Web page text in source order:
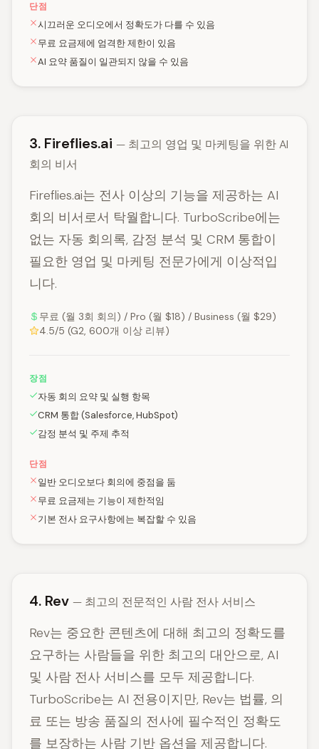
단점
시끄러운 오디오에서 정확도가 다를 수 있음
무료 요금제에 엄격한 제한이 있음
AI 요약 품질이 일관되지 않을 수 있음
3. Fireflies.ai — 최고의 영업 및 마케팅을 위한 AI
회의 비서
Fireflies.ai는 전사 이상의 기능을 제공하는 AI
회의 비서로서 탁월합니다. TurboScribe에는
없는 자동 회의록, 감정 분석 및 CRM 통합이
필요한 영업 및 마케팅 전문가에게 이상적입
니다.
무료 (월 3회 회의) / Pro (월 $18) / Business (월 $29)
4.5/5 (G2, 600개 이상 리뷰)
장점
자동 회의 요약 및 실행 항목
CRM 통합 (Salesforce, HubSpot)
감정 분석 및 주제 추적
단점
일반 오디오보다 회의에 중점을 둠
무료 요금제는 기능이 제한적임
기본 전사 요구사항에는 복잡할 수 있음
4. Rev — 최고의 전문적인 사람 전사 서비스
Rev는 중요한 콘텐츠에 대해 최고의 정확도를
요구하는 사람들을 위한 최고의 대안으로, AI
및 사람 전사 서비스를 모두 제공합니다.
TurboScribe는 AI 전용이지만, Rev는 법률, 의
료 또는 방송 품질의 전사에 필수적인 정확도
를 보장하는 사람 기반 옵션을 제공합니다.